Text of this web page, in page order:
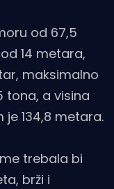
od 67,5
14 metara,
maksimalno
tona, a visina
134,8 metara.
trebala bi
brži i